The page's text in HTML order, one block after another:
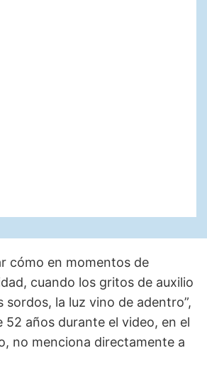
cómo en momentos de
cuando los gritos de auxilio
sordos, la luz vino de adentro”,
52 años durante el video, en el
no menciona directamente a